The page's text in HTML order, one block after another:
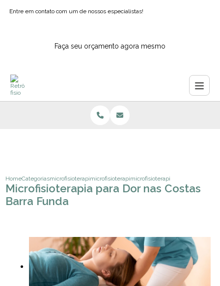
Entre em contato com um de nossos especialistas!
Faça seu orçamento agora mesmo
HomeCategoriasmicrofisioterapiamicrofisioterapia para ansiedade
microfisioterapia para dor nas
Microfisioterapia para Dor nas Costas
Barra Funda